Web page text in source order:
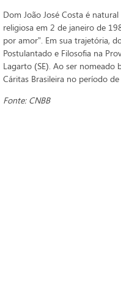
Dom João José Costa é
religiosa em 2 de janeiro de
por amor”. Em sua trajetória,
Postulantado e Filosofia na
Lagarto (SE). Ao ser
Cáritas Brasileira no período
Fonte: CNBB